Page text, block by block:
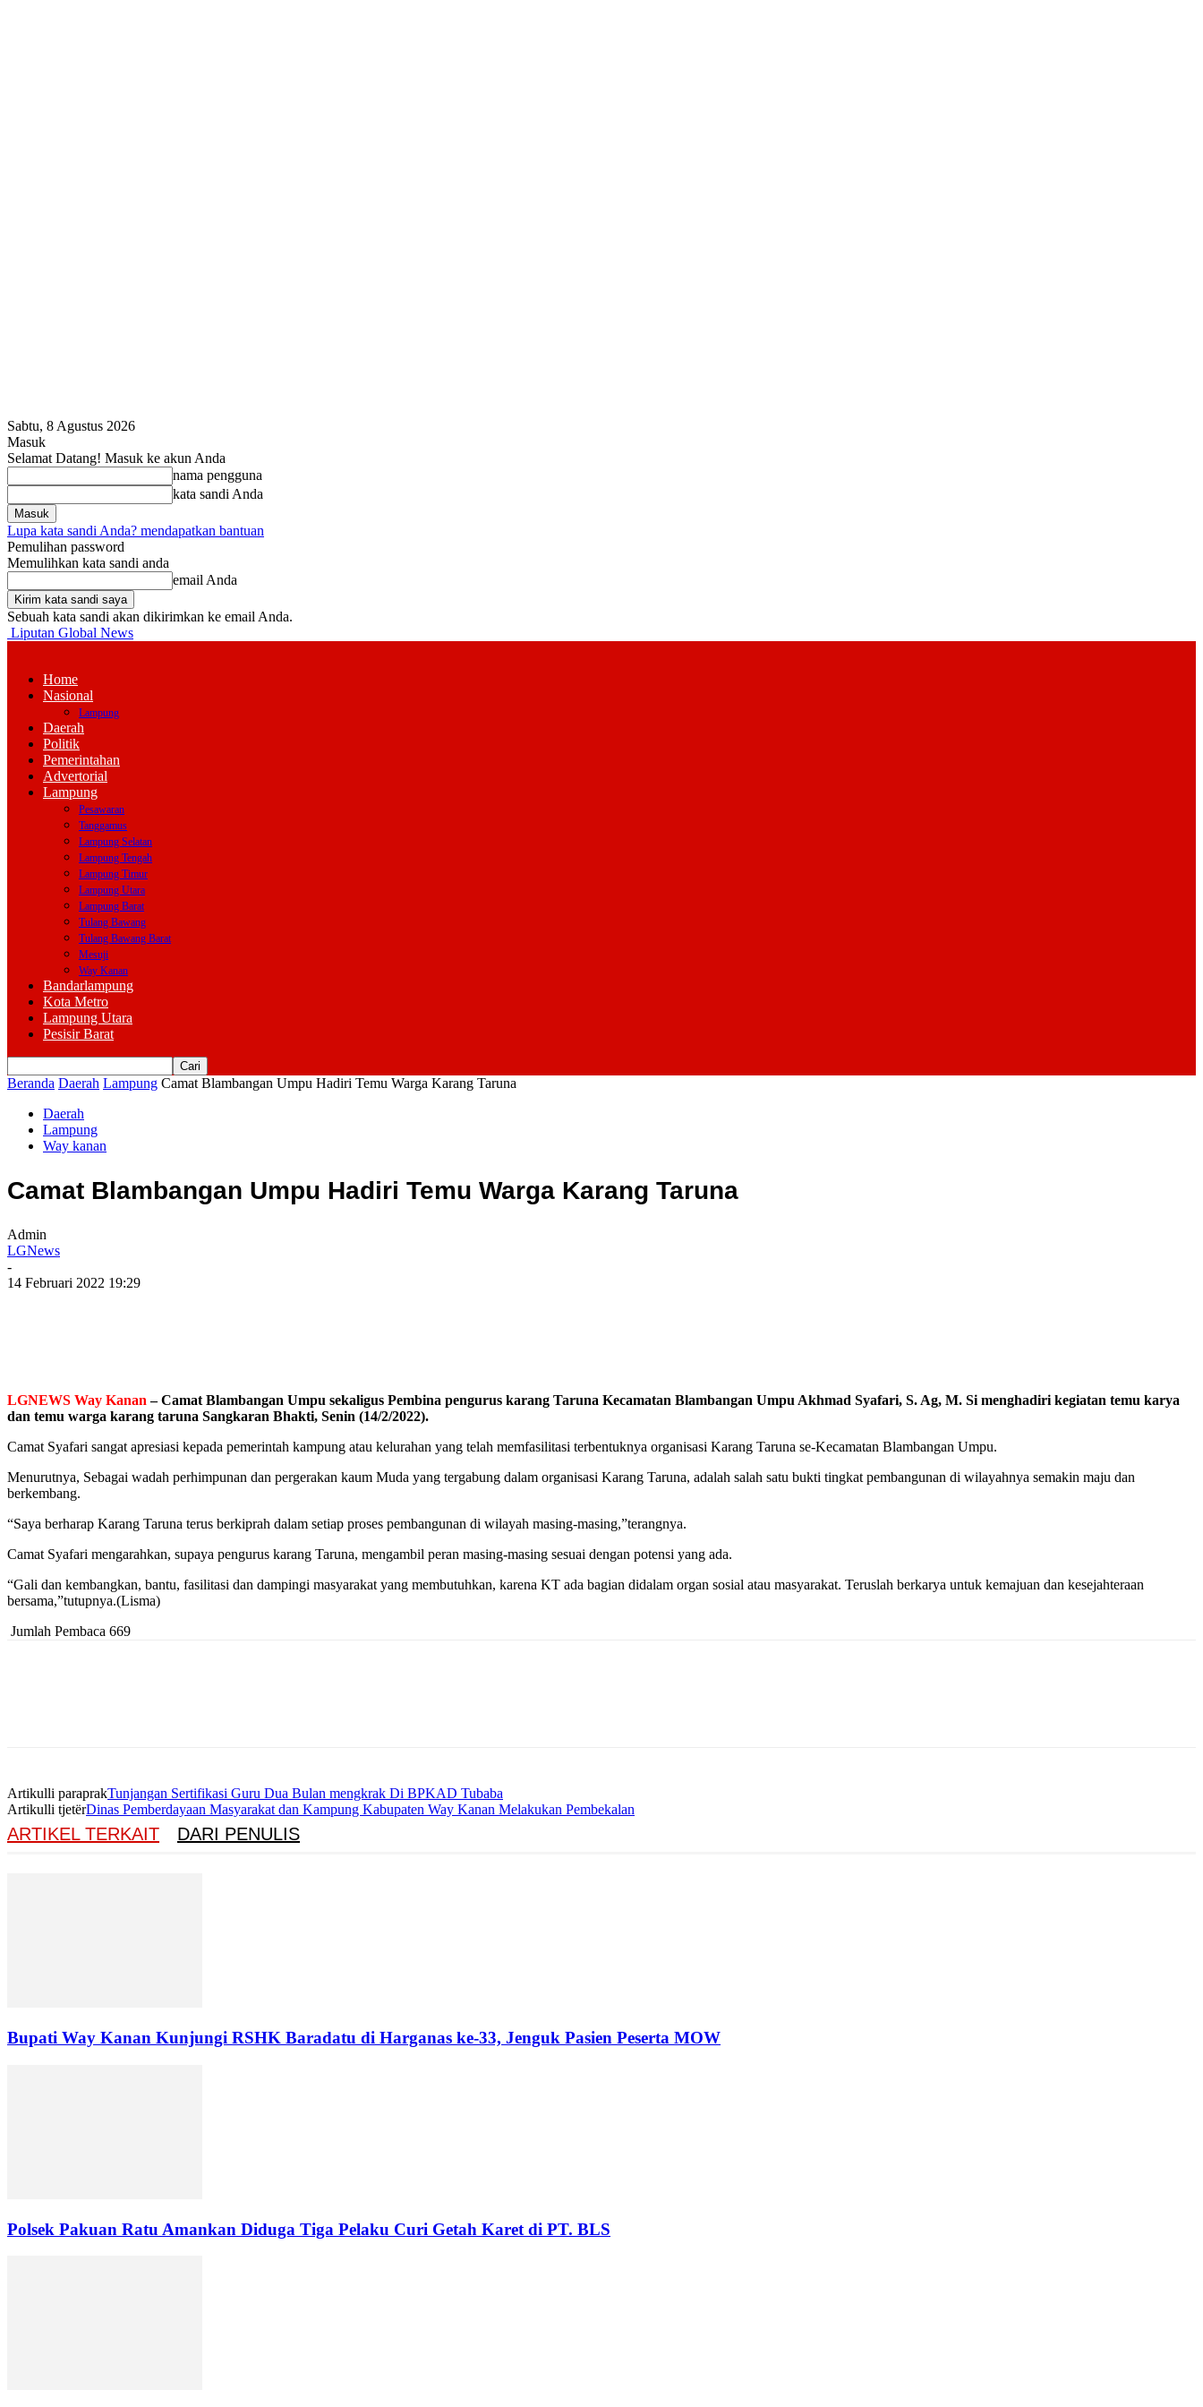
Sabtu, 8 Agustus 2026
Masuk
Selamat Datang! Masuk ke akun Anda
nama pengguna
kata sandi Anda
Lupa kata sandi Anda? mendapatkan bantuan
Pemulihan password
Memulihkan kata sandi anda
email Anda
Sebuah kata sandi akan dikirimkan ke email Anda.
Liputan Global News
Home
Nasional
Lampung
Daerah
Politik
Pemerintahan
Advertorial
Lampung
Pesawaran
Tanggamus
Lampung Selatan
Lampung Tengah
Lampung Timur
Lampung Utara
Lampung Barat
Tulang Bawang
Tulang Bawang Barat
Mesuji
Way Kanan
Bandarlampung
Kota Metro
Lampung Utara
Pesisir Barat
Beranda Daerah Lampung Camat Blambangan Umpu Hadiri Temu Warga Karang Taruna
Daerah
Lampung
Way kanan
Camat Blambangan Umpu Hadiri Temu Warga Karang Taruna
Admin
LGNews
-
14 Februari 2022 19:29
LGNEWS Way Kanan– Camat Blambangan Umpu sekaligus Pembina pengurus karang Taruna Kecamatan Blambangan Umpu Akhmad Syafari, S. Ag, M. Si menghadiri kegiatan temu karya
dan temu warga karang taruna Sangkaran Bhakti, Senin (14/2/2022).
Camat Syafari sangat apresiasi kepada pemerintah kampung atau kelurahan yang telah memfasilitasi terbentuknya organisasi Karang Taruna se-Kecamatan Blambangan Umpu.
Menurutnya, Sebagai wadah perhimpunan dan pergerakan kaum Muda yang tergabung dalam organisasi Karang Taruna, adalah salah satu bukti tingkat pembangunan di wilayahnya semakin maju dan
berkembang.
“Saya berharap Karang Taruna terus berkiprah dalam setiap proses pembangunan di wilayah masing-masing,”terangnya.
Camat Syafari mengarahkan, supaya pengurus karang Taruna, mengambil peran masing-masing sesuai dengan potensi yang ada.
“Gali dan kembangkan, bantu, fasilitasi dan dampingi masyarakat yang membutuhkan, karena KT ada bagian didalam organ sosial atau masyarakat. Teruslah berkarya untuk kemajuan dan kesejahteraan
bersama,”tutupnya.(Lisma)
Jumlah Pembaca 669
Artikulli paraprakTunjangan Sertifikasi Guru Dua Bulan mengkrak Di BPKAD Tubaba
Artikulli tjetërDinas Pemberdayaan Masyarakat dan Kampung Kabupaten Way Kanan Melakukan Pembekalan
ARTIKEL TERKAIT DARI PENULIS
Bupati Way Kanan Kunjungi RSHK Baradatu di Harganas ke-33, Jenguk Pasien Peserta MOW
Polsek Pakuan Ratu Amankan Diduga Tiga Pelaku Curi Getah Karet di PT. BLS